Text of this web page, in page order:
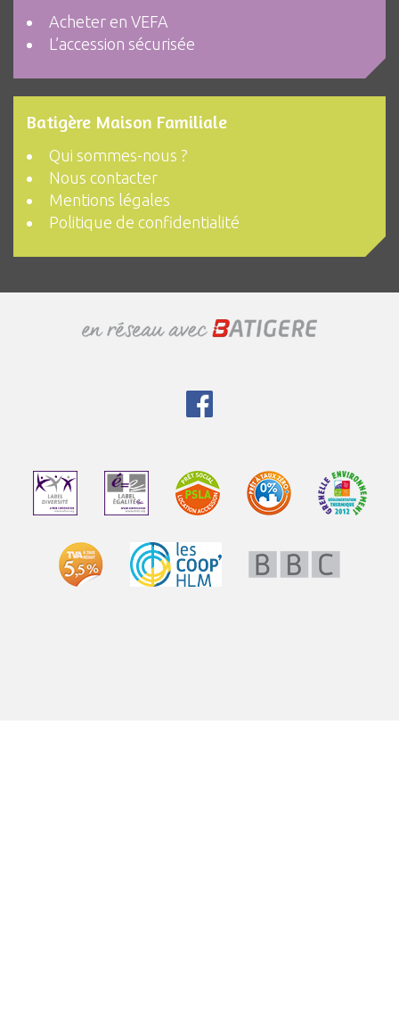
Acheter en VEFA
L’accession sécurisée
Batigère Maison Familiale
Qui sommes-nous ?
Nous contacter
Mentions légales
Politique de confidentialité